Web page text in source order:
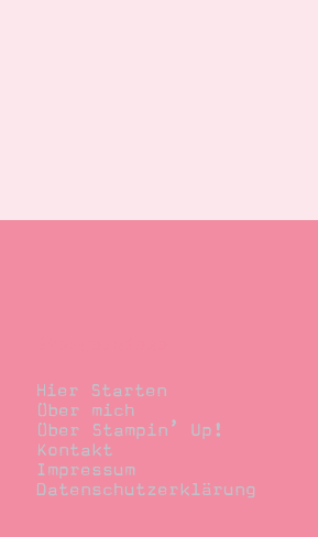
Hier Starten
Über mich
Über Stampin’ Up!
Kontakt
Impressum
Datenschutzerklärung